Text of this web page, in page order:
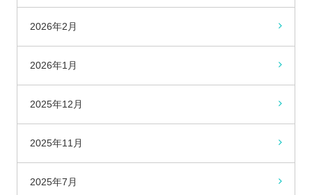
2026年2月
2026年1月
2025年12月
2025年11月
2025年7月